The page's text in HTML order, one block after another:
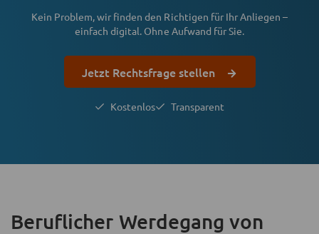
Kein Problem, wir finden den Richtigen für Ihr Anliegen –
einfach digital. Ohne Aufwand für Sie.
Jetzt Rechtsfrage stellen
Kostenlos Transparent
Beruflicher Werdegang von